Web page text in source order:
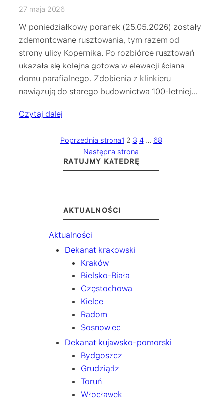
27 maja 2026
W poniedziałkowy poranek (25.05.2026) zostały
zdemontowane rusztowania, tym razem od
strony ulicy Kopernika. Po rozbiórce rusztowań
ukazała się kolejna gotowa w elewacji ściana
domu parafialnego. Zdobienia z klinkieru
nawiązują do starego budownictwa 100-letniej…
Czytaj dalej
Poprzednia strona1 2 3 4 … 68
Następna strona
RATUJMY KATEDRĘ
AKTUALNOŚCI
Aktualności
Dekanat krakowski
Kraków
Bielsko-Biała
Częstochowa
Kielce
Radom
Sosnowiec
Dekanat kujawsko-pomorski
Bydgoszcz
Grudziądz
Toruń
Włocławek